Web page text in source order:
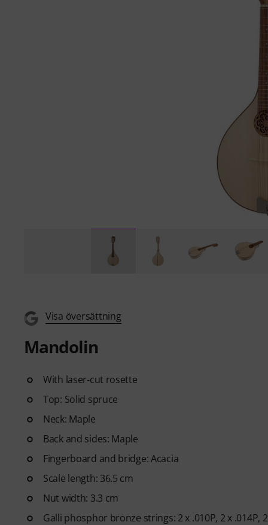
Visa översättning
Mandolin
With laser-cut rosette
Top: Solid spruce
Neck: Maple
Back and sides: Maple
Fingerboard and bridge: Acacia
Scale length: 36.5 cm
Nut width: 3.3 cm
Galli phosphor bronze strings: 2 x .010P, 2 x .014P,